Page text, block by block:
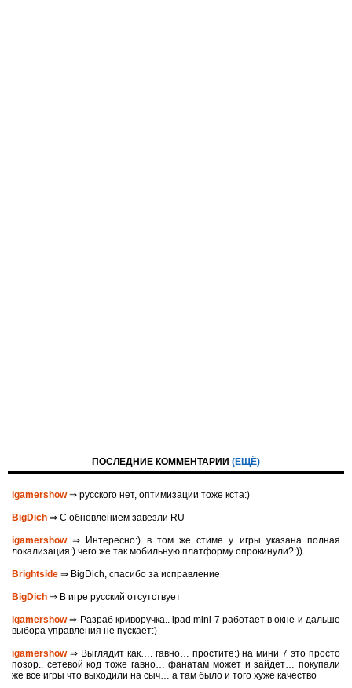
ПОСЛЕДНИЕ КОММЕНТАРИИ (ЕЩЁ)
igamershow⇒ русского нет, оптимизации тоже кста:)
BigDich ⇒ С обновлением завезли RU
igamershow⇒ Интересно:) в том же стиме у игры указана полная
локализация:) чего же так мобильную платформу опрокинули?:))
Brightside ⇒ BigDich, спасибо за исправление
BigDich ⇒ В игре русский отсутствует
igamershow⇒ Разраб криворучка.. ipad mini 7 работает в окне и дальше
выбора управления не пускает:)
igamershow⇒ Выглядит как…. гавно… простите:) на мини 7 это просто
позор.. сетевой код тоже гавно… фанатам может и зайдет… покупали
же все игры что выходили на сыч… а там было и того хуже качество